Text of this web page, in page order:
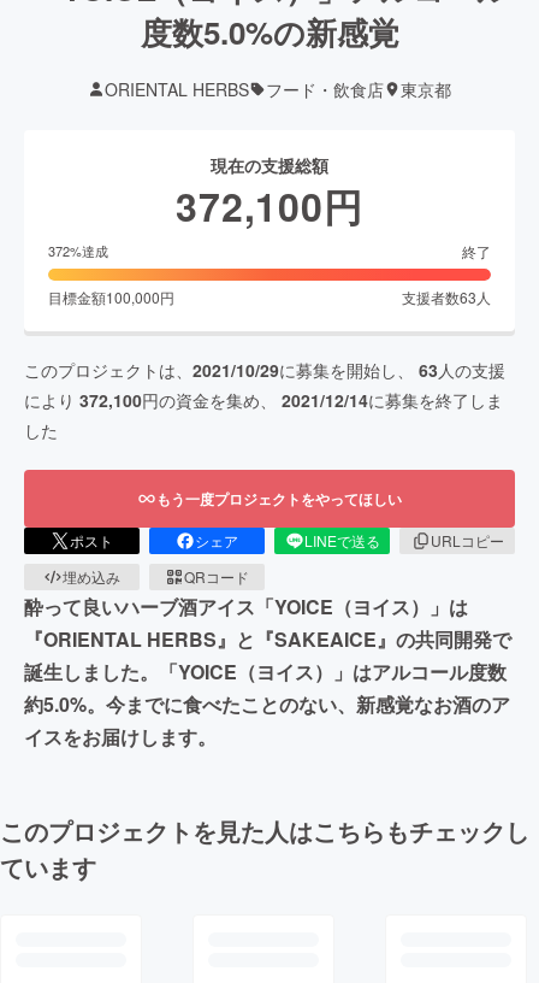
度数5.0%の新感覚
ORIENTAL HERBS フード・飲食店 東京都
現在の支援総額
372,100円
372%達成 終了
目標金額100,000円 支援者数63 人
このプロジェクトは、 2021/10/29に募集を開始し、 63 人の支援
により 372,100円の資金を集め、 2021/12/14に募集を終了しま
した
もう一度プロジェクトをやってほしい
ポスト シェア LINEで送る
URLコピー
埋め込み
QRコード
酔って良いハーブ酒アイス「YOICE（ヨイス）」は
『ORIENTAL HERBS』と『SAKEAICE』の共同開発で
誕生しました。「YOICE（ヨイス）」はアルコール度数
約5.0%。今までに食べたことのない、新感覚なお酒のア
イスをお届けします。
このプロジェクトを見た人はこちらもチェックし
ています